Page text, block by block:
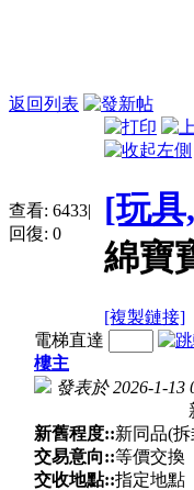
返回列表
查看: 6433|
回復: 0
[玩
綿寶
[複製鏈接]
電梯直達
樓主
發表於 2026-1-13
新舊程度::新同品(
交易意向::等價交換
交收地點::指定地點